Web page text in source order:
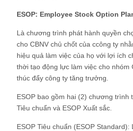
ESOP: Employee Stock Option
Là chương trình phát hành quyền
cho CBNV chủ chốt của ccông ty
hiệu quả làm việc của họ với lợi ích
thời tạo động lực làm việc cho nhóm
thúc đẩy công ty tăng trưởng.
ESOP bao gồm hai (2) chương trình
Tiêu chuẩn và ESOP Xuất sắc.
ESOP Tiêu chuẩn (ESOP